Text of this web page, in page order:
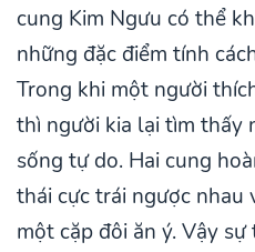
cung Kim Ngưu có thể
những đặc điểm tính
Trong khi một người
thì người kia lại tìm thấy
sống tự do. Hai cung
thái cực trái ngược nhau
một cặp đôi ăn ý. Vậy